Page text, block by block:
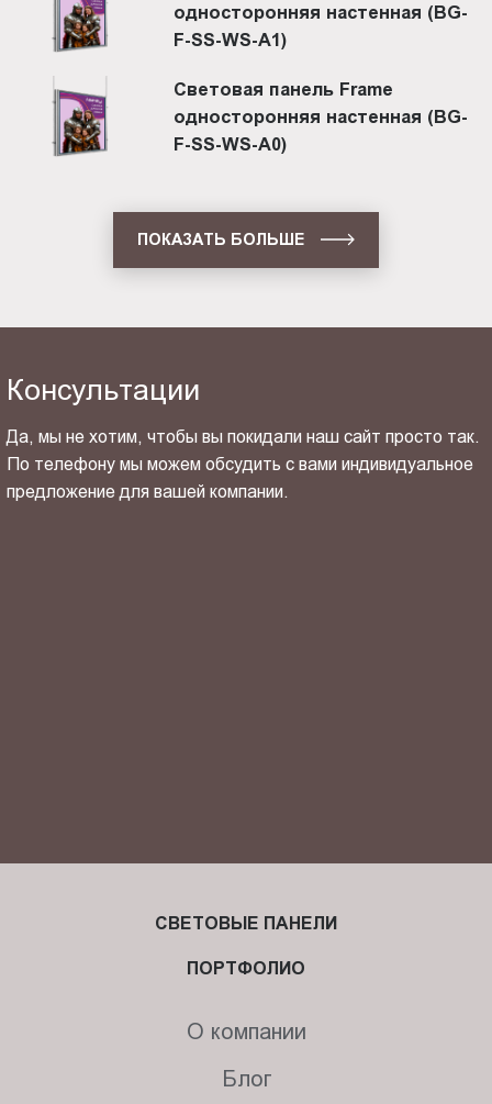
односторонняя настенная (BG-
F-SS-WS-A1)
Световая панель Frame
односторонняя настенная (BG-
F-SS-WS-A0)
ПОКАЗАТЬ БОЛЬШЕ
Консультации
Да, мы не хотим, чтобы вы покидали наш сайт просто так.
По телефону мы можем обсудить с вами индивидуальное
предложение для вашей компании.
ОТПРАВИТЬ СВОЙ КОНТАКТ
СВЕТОВЫЕ ПАНЕЛИ
ПОРТФОЛИО
О компании
Блог